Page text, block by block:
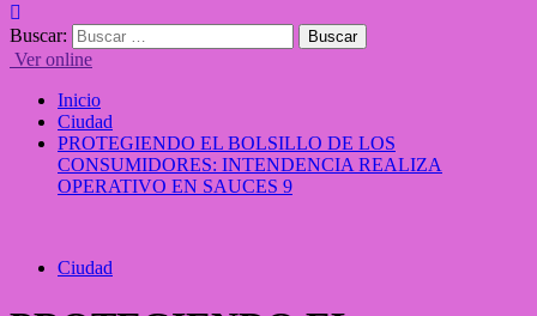
Buscar:
Ver online
Inicio
Ciudad
PROTEGIENDO EL BOLSILLO DE LOS
CONSUMIDORES: INTENDENCIA REALIZA
OPERATIVO EN SAUCES 9
Ciudad